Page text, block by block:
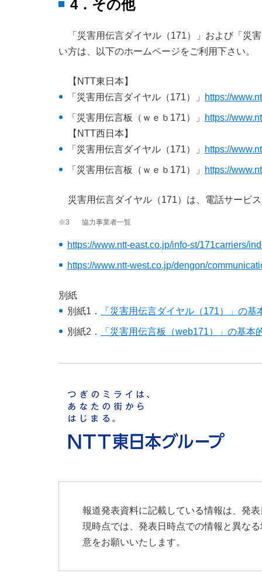
4．その他
「災害用伝言ダイヤル（171）」および「災
い方は、以下のホームページをご利用下さい。
【NTT東日本】
「災害用伝言ダイヤル（171）」
https://
「災害用伝言板（ｗｅｂ171）」
https://
【NTT西日本】
「災害用伝言ダイヤル（171）」
https://
「災害用伝言板（ｗｅｂ171）」 https://
災害用伝言ダイヤル（171）は、電話サービ
※3 協力事業者一覧
https://www.ntt-east.co.jp/info-st/171carriers/
https://www.ntt-west.co.jp/dengon/
別紙
別紙1．
「災害用伝言ダイヤル（171）」の基
別紙2． 「災害用伝言板（web171）」の基本
報道発表資料に記載している情報は、発
現時点では、発表日時点での情報と異な
意をお願いいたします。